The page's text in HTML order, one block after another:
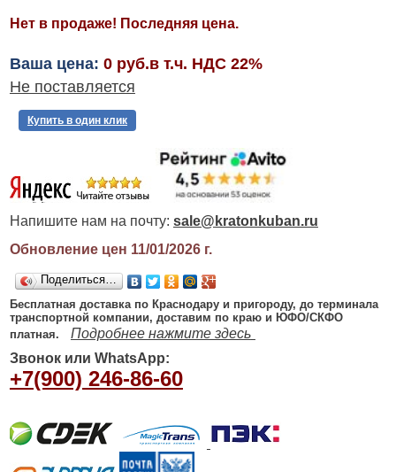
Нет в продаже! Последняя цена.
Ваша цена: 0 руб.в т.ч. НДС 22%
Не поставляется
Купить в один клик
Напишите нам на почту: sale@kratonkuban.ru
Обновление цен 11/01/2026г.
Поделиться…
Бесплатная доставка по Краснодару и пригороду, до терминала
транспортной компании, доставим по краю и ЮФО/СКФО
платная.
Подробнее нажмите здесь
Звонок или WhatsApp:
+7(900) 246-86-60